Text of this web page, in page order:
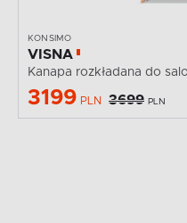
KONSIMO
VISNA
Kanapa rozkładana do
3199 PLN 3699 PLN